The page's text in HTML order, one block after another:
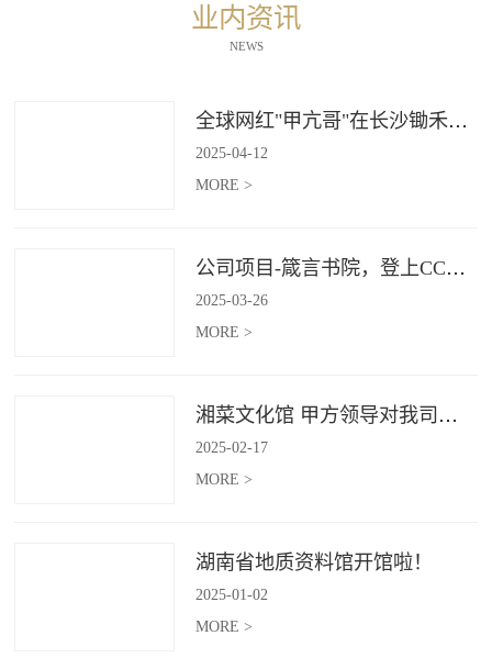
业内资讯
NEWS
全球网红"甲亢哥"在长沙锄禾打造的杜甫江阁体验参观
2025-04-12
MORE >
公司项目-箴言书院，登上CCTV4《记住乡愁》
2025-03-26
MORE >
湘菜文化馆 甲方领导对我司授牌
2025-02-17
MORE >
湖南省地质资料馆开馆啦！
2025-01 -02
MORE >